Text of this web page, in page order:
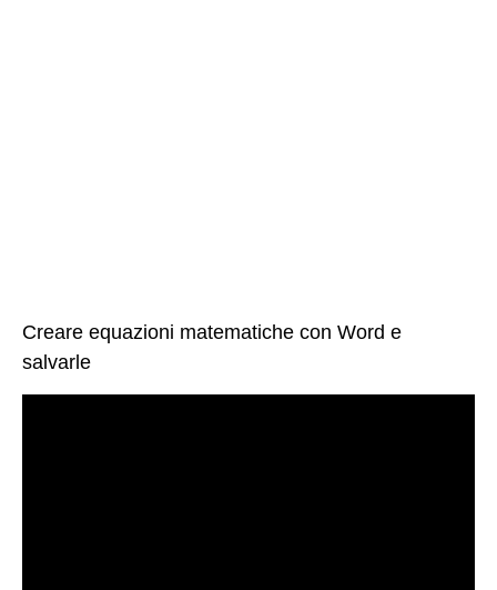
Creare equazioni matematiche con Word e
salvarle